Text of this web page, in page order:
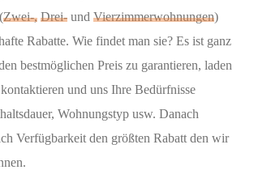
Zwei-, Drei- und Vierzimmerwohnungen)
Rabatte. Wie findet man sie? Es ist ganz
bestmöglichen Preis zu garantieren, laden
und uns Ihre Bedürfnisse
Wohnungstyp usw. Danach
Verfügbarkeit den größten Rabatt den wir